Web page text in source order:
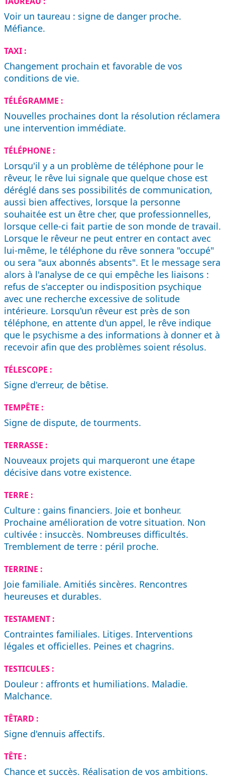
Voir un taureau : signe de danger proche.
Méfiance.
TAXI :
Changement prochain et favorable de vos
conditions de vie.
TÉLÉGRAMME :
Nouvelles prochaines dont la résolution réclamera
une intervention immédiate.
TÉLÉPHONE :
Lorsqu'il y a un problème de téléphone pour le
rêveur, le rêve lui signale que quelque chose est
déréglé dans ses possibilités de communication,
aussi bien affectives, lorsque la personne
souhaitée est un être cher, que professionnelles,
lorsque celle-ci fait partie de son monde de travail.
Lorsque le rêveur ne peut entrer en contact avec
lui-même, le téléphone du rêve sonnera "occupé"
ou sera "aux abonnés absents". Et le message sera
alors à l'analyse de ce qui empêche les liaisons :
refus de s'accepter ou indisposition psychique
avec une recherche excessive de solitude
intérieure. Lorsqu'un rêveur est près de son
téléphone, en attente d'un appel, le rêve indique
que le psychisme a des informations à donner et à
recevoir afin que des problèmes soient résolus.
TÉLESCOPE :
Signe d'erreur, de bêtise.
TEMPÊTE :
Signe de dispute, de tourments.
TERRASSE :
Nouveaux projets qui marqueront une étape
décisive dans votre existence.
TERRE :
Culture : gains financiers. Joie et bonheur.
Prochaine amélioration de votre situation. Non
cultivée : insuccès. Nombreuses difficultés.
Tremblement de terre : péril proche.
TERRINE :
Joie familiale. Amitiés sincères. Rencontres
heureuses et durables.
TESTAMENT :
Contraintes familiales. Litiges. Interventions
légales et officielles. Peines et chagrins.
TESTICULES :
Douleur : affronts et humiliations. Maladie.
Malchance.
TÊTARD :
Signe d'ennuis affectifs.
TÊTE :
Chance et succès. Réalisation de vos ambitions.